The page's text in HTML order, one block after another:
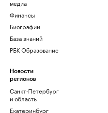
медиа
Финансы
Биографии
База знаний
РБК Образование
Новости
регионов
Санкт-Петербург
и область
Екатеринбург